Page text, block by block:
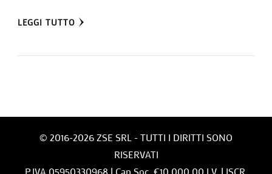
LEGGI TUTTO
© 2016-2026 ZSE SRL - TUTTI I DIRITTI SONO
RISERVATI